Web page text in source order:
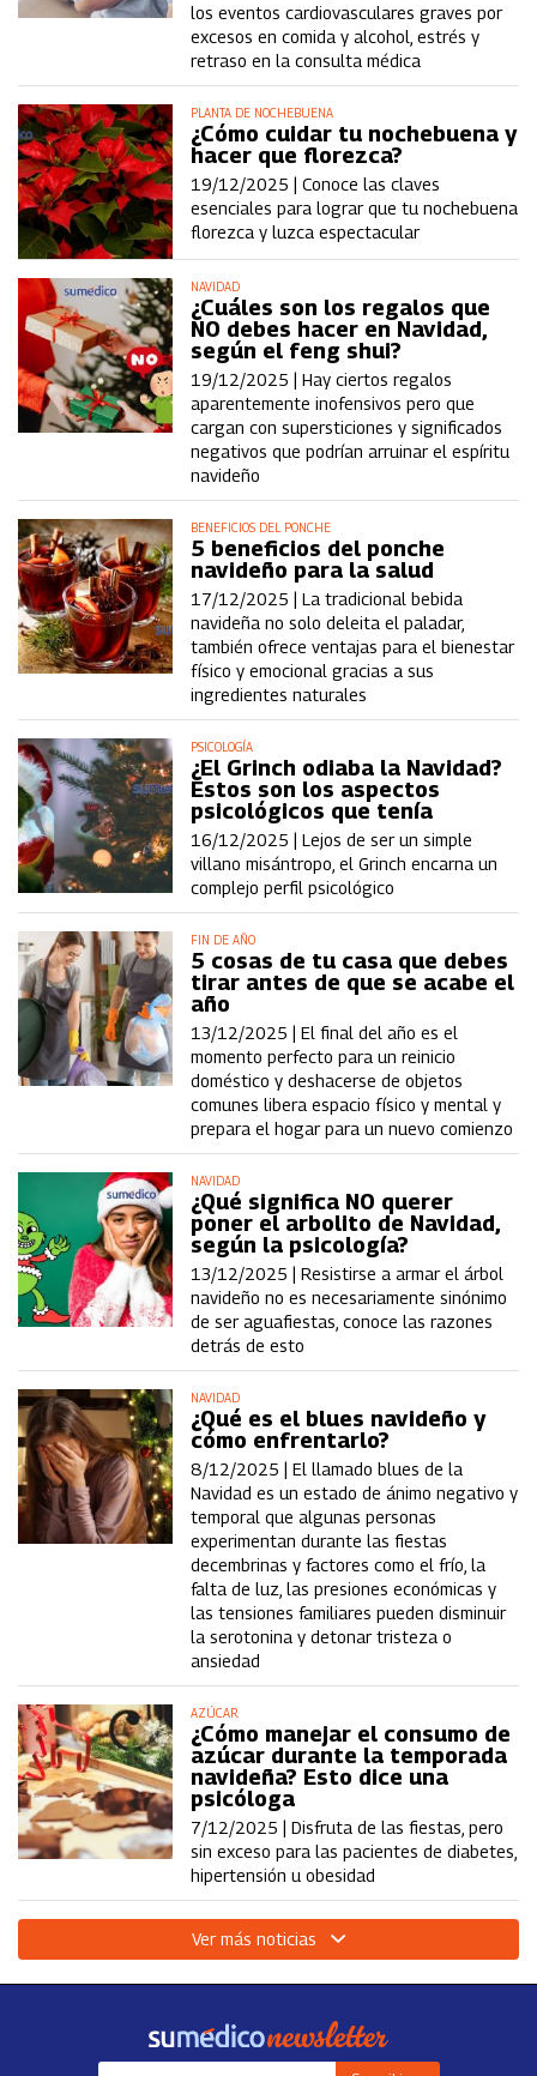
los eventos cardiovasculares graves por
excesos en comida y alcohol, estrés y
retraso en la consulta médica
PLANTA DE NOCHEBUENA
¿Cómo cuidar tu nochebuena y
hacer que florezca?
19/12/2025 |Conoce las claves
esenciales para lograr que tu nochebuena
florezca y luzca espectacular
NAVIDAD
¿Cuáles son los regalos que
NO debes hacer en Navidad,
según el feng shui?
19/12/2025 |Hay ciertos regalos
aparentemente inofensivos pero que
cargan con supersticiones y significados
negativos que podrían arruinar el espíritu
navideño
BENEFICIOS DEL PONCHE
5 beneficios del ponche
navideño para la salud
17/12/2025 |La tradicional bebida
navideña no solo deleita el paladar,
también ofrece ventajas para el bienestar
físico y emocional gracias a sus
ingredientes naturales
PSICOLOGÍA
¿El Grinch odiaba la Navidad?
Estos son los aspectos
psicológicos que tenía
16/12/2025 |Lejos de ser un simple
villano misántropo, el Grinch encarna un
complejo perfil psicológico
FIN DE AÑO
5 cosas de tu casa que debes
tirar antes de que se acabe el
año
13/12/2025 |El final del año es el
momento perfecto para un reinicio
doméstico y deshacerse de objetos
comunes libera espacio físico y mental y
prepara el hogar para un nuevo comienzo
NAVIDAD
¿Qué significa NO querer
poner el arbolito de Navidad,
según la psicología?
13/12/2025 |Resistirse a armar el árbol
navideño no es necesariamente sinónimo
de ser aguafiestas, conoce las razones
detrás de esto
NAVIDAD
¿Qué es el blues navideño y
cómo enfrentarlo?
8/12/2025 |El llamado blues de la
Navidad es un estado de ánimo negativo y
temporal que algunas personas
experimentan durante las fiestas
decembrinas y factores como el frío, la
falta de luz, las presiones económicas y
las tensiones familiares pueden disminuir
la serotonina y detonar tristeza o
ansiedad
AZÚCAR
¿Cómo manejar el consumo de
azúcar durante la temporada
navideña? Esto dice una
psicóloga
7/12/2025 |Disfruta de las fiestas, pero
sin exceso para las pacientes de diabetes,
hipertensión u obesidad
Ver más noticias